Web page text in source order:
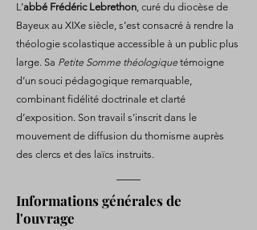
L’abbé Frédéric Lebrethon, curé du diocèse de
Bayeux au XIXe siècle, s’est consacré à rendre la
théologie scolastique accessible à un public plus
large. Sa Petite Somme théologique témoigne
d’un souci pédagogique remarquable,
combinant fidélité doctrinale et clarté
d’exposition. Son travail s’inscrit dans le
mouvement de diffusion du thomisme auprès
des clercs et des laïcs instruits.
Informations générales de
l'ouvrage